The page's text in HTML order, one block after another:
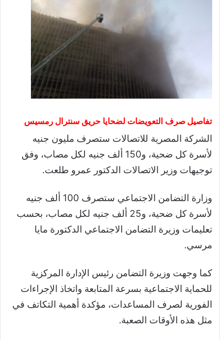
تفاصيل صرف التعويضات لضحايا حريق سنترال رمسيس
الشركة المصرية للاتصالات ستصرف مليون جنيه
لأسرة كل ضحية، و150 ألف جنيه لكل مصاب، وفق
توجيهات وزير الاتصالات الدكتور عمرو طلعت.
وزارة التضامن الاجتماعي ستصرف 100 ألف جنيه
لأسرة كل ضحية، و25 ألف جنيه لكل مصاب، بحسب
تعليمات وزيرة التضامن الاجتماعي الدكتورة مايا
مرسي.
كما وجهت وزيرة التضامن رئيس الإدارة المركزية
للحماية الاجتماعية بسرعة المتابعة واتخاذ الإجراءات
الفورية لصرف المساعدات، مؤكدة أهمية التكاتف في
مثل هذه الأوقات الصعبة.